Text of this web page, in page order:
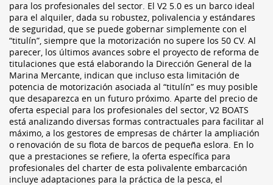
para los profesionales del sector. El V2 5.0 es un barco ideal
para el alquiler, dada su robustez, polivalencia y estándares
de seguridad, que se puede gobernar simplemente con el
“titulín”, siempre que la motorización no supere los 50 CV. Al
parecer, los últimos avances sobre el proyecto de reforma de
titulaciones que está elaborando la Dirección General de la
Marina Mercante, indican que incluso esta limitación de
potencia de motorización asociada al “titulín” es muy posible
que desaparezca en un futuro próximo. Aparte del precio de
oferta especial para los profesionales del sector, V2 BOATS
está analizando diversas formas contractuales para facilitar al
máximo, a los gestores de empresas de chárter la ampliación
o renovación de su flota de barcos de pequeña eslora. En lo
que a prestaciones se refiere, la oferta específica para
profesionales del charter de esta polivalente embarcación
incluye adaptaciones para la práctica de la pesca, el